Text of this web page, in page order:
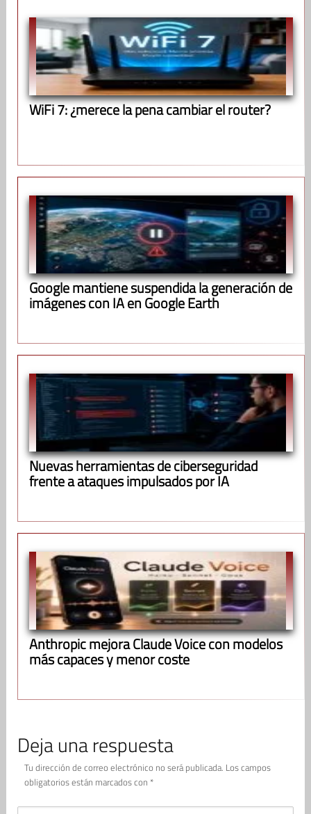
WiFi 7: ¿merece la pena cambiar el router?
Google mantiene suspendida la generación de
imágenes con IA en Google Earth
Nuevas herramientas de ciberseguridad
frente a ataques impulsados por IA
Anthropic mejora Claude Voice con modelos
más capaces y menor coste
Deja una respuesta
Tu dirección de correo electrónico no será publicada. Los campos
obligatorios están marcados con *